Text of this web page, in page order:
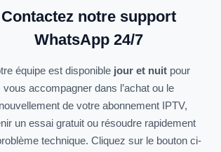
Contactez notre support
WhatsApp 24/7
équipe est disponible jour et nuitpour
vous accompagner dans l’achat ou le
de votre abonnement IPTV,
un essai gratuit ou résoudre rapidement
technique. Cliquez sur le bouton ci-